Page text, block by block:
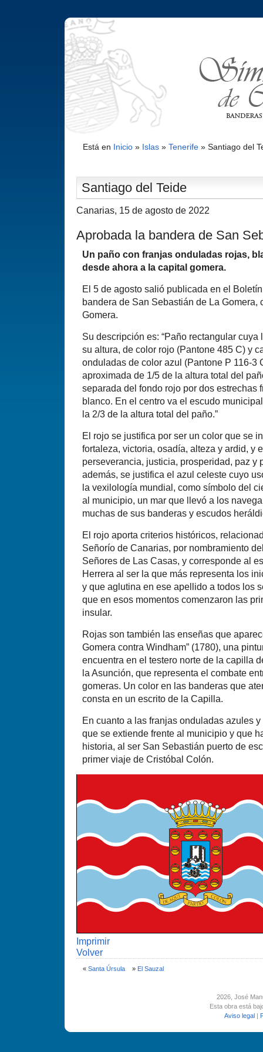
Está en Inicio» Islas» Tenerife» Santiago del
Santiago del Teide
Canarias, 15 de agosto de 2022
Aprobada la bandera de San
Un paño con franjas onduladas rojas,
desde ahora a la capital gomera.
El 5 de agosto salió publicada en el
bandera de San Sebastián de La Gomera,
Gomera.
Su descripción es: “Paño rectangular
su altura, de color rojo (Pantone 485 C) y
onduladas de color azul (Pantone P 116-3
aproximada de 1/5 de la altura total del
separada del fondo rojo por dos estrechas
blanco. En el centro va el escudo
la 2/3 de la altura total del paño.”
El rojo se justifica por ser un color que se
fortaleza, victoria, osadía, alteza y ardid, y
perseverancia, justicia, prosperidad, paz y
además, se justifica el azul celeste cuyo
la vexilología mundial, como símbolo del
al municipio, un mar que llevó a los
muchas de sus banderas y escudos
El rojo aporta criterios históricos,
Señorío de Canarias, por nombramiento
Señores de Las Casas, y corresponde al
Herrera al ser la que más representa los
y que aglutina en ese apellido a todos los
que en esos momentos comenzaron las
insular.
Rojas son también las enseñas que
Gomera contra Windham” (1780), una
encuentra en el testero norte de la capilla
la Asunción, que representa el combate
gomeras. Un color en las banderas que
consta en un escrito de la Capilla.
En cuanto a las franjas onduladas azules
que se extiende frente al municipio y que
historia, al ser San Sebastián puerto de
primer viaje de Cristóbal Colón.
Imprimir
Volver
« Santa Úrsula» El Sauzal
2026, José
Esta obra está
Aviso legal |